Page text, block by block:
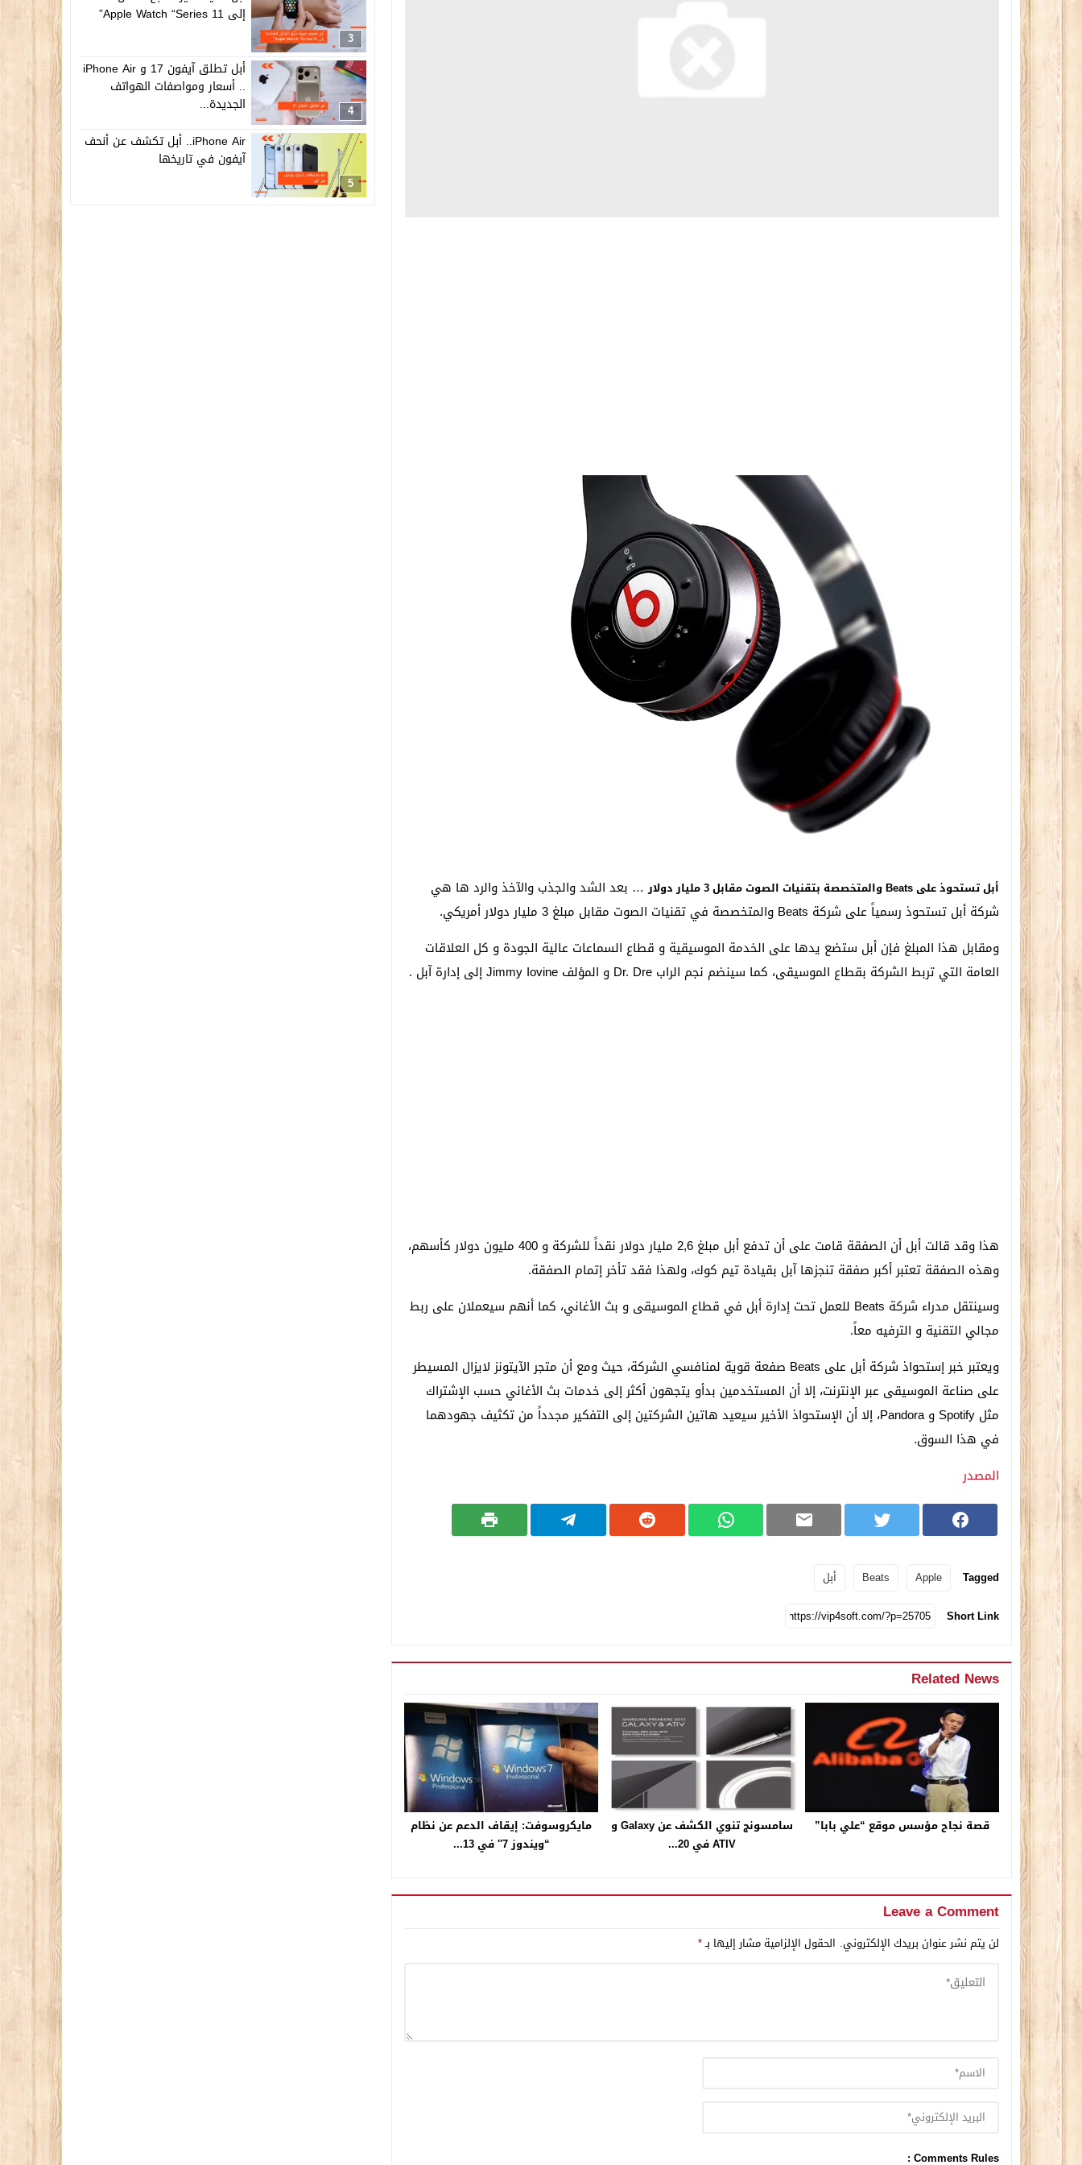
أبل تستحوذ على Beats والمتخصصة بتقنيات الصوت مقابل 3 مليار دولار
… بعد الشد والجذب والآخذ والرد ها هي
شركة أبل تستحوذ رسمياً على شركة Beats والمتخصصة في تقنيات الصوت مقابل مبلغ 3 مليار دولار أمريكي.
ومقابل هذا المبلغ فإن أبل ستضع يدها على الخدمة الموسيقية و قطاع السماعات عالية الجودة و كل العلاقات
العامة التي تربط الشركة بقطاع الموسيقى، كما سينضم نجم الراب Dr. Dre و المؤلف Jimmy Iovine إلى إدارة آبل .
هذا وقد قالت أبل أن الصفقة قامت على أن تدفع أبل مبلغ 2,6 مليار دولار نقداً للشركة و 400 مليون دولار كأسهم،
وهذه الصفقة تعتبر أكبر صفقة تنجزها آبل بقيادة تيم كوك، ولهذا فقد تأخر إتمام الصفقة.
وسينتقل مدراء شركة Beats للعمل تحت إدارة أبل في قطاع الموسيقى و بث الأغاني، كما أنهم سيعملان على ربط
مجالي التقنية و الترفيه معاً.
ويعتبر خبر إستحواذ شركة أبل على Beats صفعة قوية لمنافسي الشركة، حيث ومع أن متجر الآيتونز لايزال المسيطر
على صناعة الموسيقى عبر الإنترنت، إلا أن المستخدمين بدأو يتجهون أكثر إلى خدمات بث الأغاني حسب الإشتراك
مثل Spotify و Pandora، إلا أن الإستحواذ الأخير سيعيد هاتين الشركتين إلى التفكير مجدداً من تكثيف جهودهما
في هذا السوق.
المصدر
Tagged
Apple
Beats
أبل
Short Link
Related News
قصة نجاح مؤسس موقع “علي بابا”
سامسونج تنوي الكشف عن Galaxy و
ATIV في 20...
مايكروسوفت: إيقاف الدعم عن نظام
“ويندوز 7″ في 13...
Leave a Comment
لن يتم نشر عنوان بريدك الإلكتروني. الحقول الإلزامية مشار إليها بـ*
Comments Rules :
3
إلى Apple Watch “Series 11”
4
أبل تطلق آيفون 17 و iPhone Air
.. أسعار ومواصفات الهواتف
الجديدة...
5
iPhone Air.. أبل تكشف عن أنحف
آيفون في تاريخها